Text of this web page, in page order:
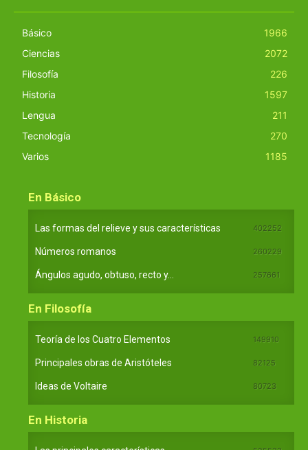
Básico
1966
Ciencias
2072
Filosofía
226
Historia
1597
Lengua
211
Tecnología
270
Varios
1185
En Básico
Las formas del relieve y sus características 402252
Números romanos 260229
Ángulos agudo, obtuso, recto y... 257661
En Filosofía
Teoría de los Cuatro Elementos 149910
Principales obras de Aristóteles 82125
Ideas de Voltaire 80723
En Historia